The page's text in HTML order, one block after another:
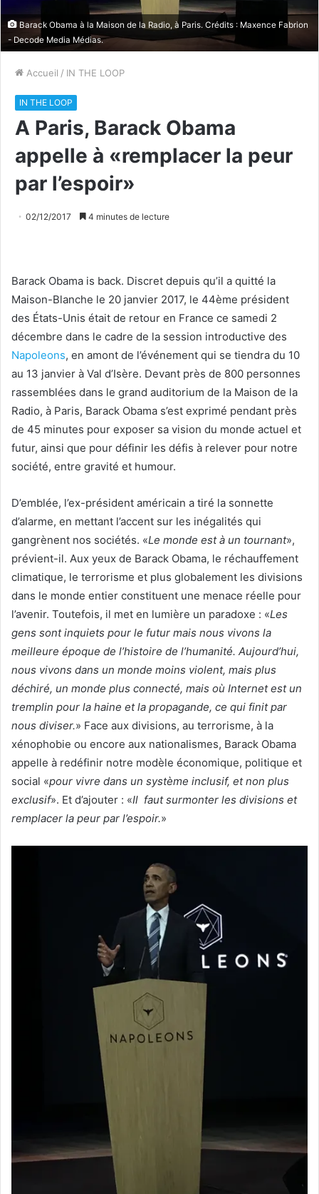
Barack Obama à la Maison de la Radio, à Paris. Crédits : Maxence Fabrion
- Decode Media Médias.
Accueil / IN THE LOOP
IN THE LOOP
A Paris, Barack Obama
appelle à «remplacer la peur
par l’espoir»
02/12/2017 4 minutes de lecture
Barack Obama is back. Discret depuis qu’il a quitté la
Maison-Blanche le 20 janvier 2017, le 44ème président
des États-Unis était de retour en France ce samedi 2
décembre dans le cadre de la session introductive des
Napoleons, en amont de l’événement qui se tiendra du 10
au 13 janvier à Val d’Isère. Devant près de 800 personnes
rassemblées dans le grand auditorium de la Maison de la
Radio, à Paris, Barack Obama s’est exprimé pendant près
de 45 minutes pour exposer sa vision du monde actuel et
futur, ainsi que pour définir les défis à relever pour notre
société, entre gravité et humour.
D’emblée, l’ex-président américain a tiré la sonnette
d’alarme, en mettant l’accent sur les inégalités qui
gangrènent nos sociétés. «Le monde est à un tournant»,
prévient-il. Aux yeux de Barack Obama, le réchauffement
climatique, le terrorisme et plus globalement les divisions
dans le monde entier constituent une menace réelle pour
l’avenir. Toutefois, il met en lumière un paradoxe : «Les
gens sont inquiets pour le futur mais nous vivons la
meilleure époque de l’histoire de l’humanité. Aujourd’hui,
nous vivons dans un monde moins violent, mais plus
déchiré, un monde plus connecté, mais où Internet est un
tremplin pour la haine et la propagande, ce qui finit par
nous diviser.» Face aux divisions, au terrorisme, à la
xénophobie ou encore aux nationalismes, Barack Obama
appelle à redéfinir notre modèle économique, politique et
social «pour vivre dans un système inclusif, et non plus
exclusif». Et d’ajouter : «Il faut surmonter les divisions et
remplacer la peur par l’espoir.»